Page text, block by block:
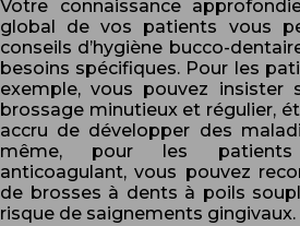
Votre connaissance
global de vos patients vous
conseils d’hygiène bucco-
besoins spécifiques. Pour les
exemple, vous pouvez insister
brossage minutieux et régulier,
accru de développer des
même, pour les
anticoagulant, vous pouvez
de brosses à dents à poils
risque de saignements gingivaux.